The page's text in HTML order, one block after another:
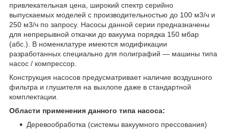
привлекательная цена, широкий спектр серийно
выпускаемых моделей с производительностью до 100 м3/ч и
250 м3/ч по запросу. Насосы данной серии предназначены
для непрерывной откачки до вакуума порядка 150 мбар
(абс.). В номенклатуре имеются модификации
разработанных специально для полиграфий — машины типа
насос / компрессор.
Конструкция насосов предусматривает наличие воздушного
фильтра и глушителя на выхлопе даже в стандартной
комплектации.
Области применения данного типа насоса:
Деревообработка (системы вакуумного прессования)